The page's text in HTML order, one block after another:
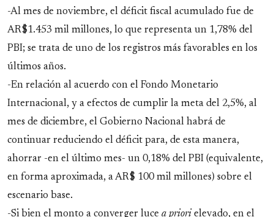
-Al mes de noviembre, el déficit fiscal acumulado fue de
AR$1.453 mil millones, lo que representa un 1,78% del
PBI; se trata de uno de los registros más favorables en los
últimos años.
-En relación al acuerdo con el Fondo Monetario
Internacional, y a efectos de cumplir la meta del 2,5%, al
mes de diciembre, el Gobierno Nacional habrá de
continuar reduciendo el déficit para, de esta manera,
ahorrar -en el último mes- un 0,18% del PBI (equivalente,
en forma aproximada, a AR$ 100 mil millones) sobre el
escenario base.
-Si bien el monto a converger luce a priori elevado, en el